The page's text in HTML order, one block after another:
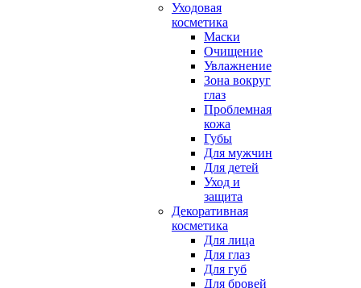
Уходовая
косметика
Маски
Очищение
Увлажнение
Зона вокруг
глаз
Проблемная
кожа
Губы
Для мужчин
Для детей
Уход и
защита
Декоративная
косметика
Для лица
Для глаз
Для губ
Для бровей